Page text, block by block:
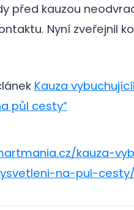
před kauzou
Nyní zveřejnil
Kauza
půl cesty“
kauza-
na-pul-cesty/